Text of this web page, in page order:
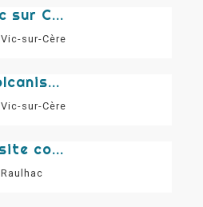
Vic sur Cère market
Vic-sur-Cère
Volcanism Discovery Tour: "Le Chaos de Casteltinet"
Vic-sur-Cère
Visite commentée du château de Cromières
Raulhac